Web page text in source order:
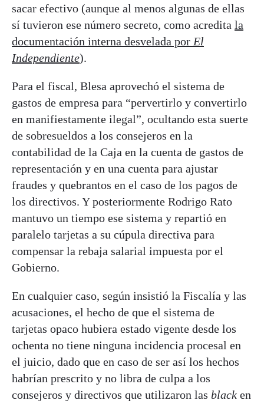
sacar efectivo (aunque al menos algunas de ellas
sí tuvieron ese número secreto, como acredita la
documentación interna desvelada por El
Independiente).
Para el fiscal, Blesa aprovechó el sistema de
gastos de empresa para “pervertirlo y convertirlo
en manifiestamente ilegal”, ocultando esta suerte
de sobresueldos a los consejeros en la
contabilidad de la Caja en la cuenta de gastos de
representación y en una cuenta para ajustar
fraudes y quebrantos en el caso de los pagos de
los directivos. Y posteriormente Rodrigo Rato
mantuvo un tiempo ese sistema y repartió en
paralelo tarjetas a su cúpula directiva para
compensar la rebaja salarial impuesta por el
Gobierno.
En cualquier caso, según insistió la Fiscalía y las
acusaciones, el hecho de que el sistema de
tarjetas opaco hubiera estado vigente desde los
ochenta no tiene ninguna incidencia procesal en
el juicio, dado que en caso de ser así los hechos
habrían prescrito y no libra de culpa a los
consejeros y directivos que utilizaron las black en